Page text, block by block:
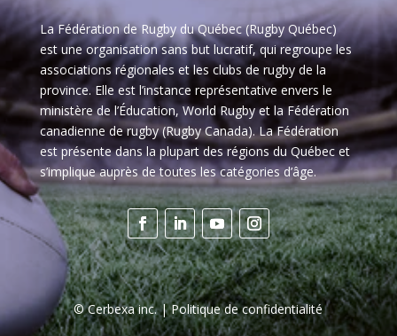
La Fédération de Rugby du Québec (Rugby Québec)
est une organisation sans but lucratif, qui regroupe les
associations régionales et les clubs de rugby de la
province. Elle est l’instance représentative envers le
ministère de l’Éducation, World Rugby et la Fédération
canadienne de rugby (Rugby Canada). La Fédération
est présente dans la plupart des régions du Québec et
s’implique auprès de toutes les catégories d’âge.
©Cerbexa inc.| Politique de confidentialité